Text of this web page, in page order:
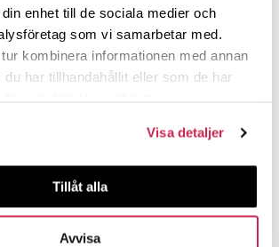
enhet till de sociala medier och
som vi samarbetar med.
kombinera informationen med annan
du har tillhandahållit eller som de har
Visa detaljer
Tillåt alla
Avvisa
av livet – att leva i den här världen
fara. Tänk på ett nyfött barn, hur skört
vård och skydd. Ändå är varje barn
potential. All potential eller ens en
eller något på gränsen till
Julberättelsen kan därför ses
för och en hyllning till livet med ett
Likaså hoppas jag att det arbete